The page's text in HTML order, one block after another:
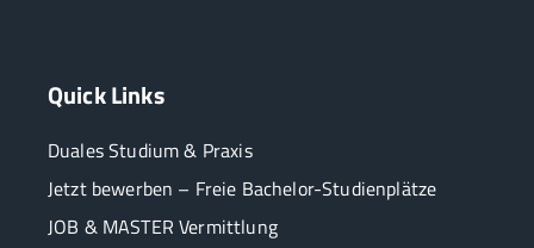
Quick Links
Duales Studium & Praxis
Jetzt bewerben – Freie Bachelor-Studienplätze
JOB & MASTER Vermittlung